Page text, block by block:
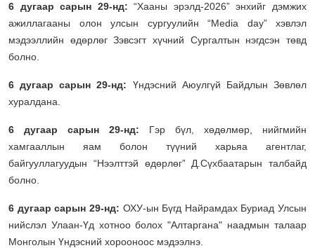
6 дугаар сарын 29-нд: “Хааны эрэлд-2026” энхийг дэмжих
ажиллагааны олон улсын сургуулийн “Media day” хэвлэл
мэдээллийн өдөрлөг Зэвсэгт хүчний Сургалтын нэгдсэн төвд
болно.
6 дугаар сарын 29-нд: Үндэсний Аюулгүй Байдлын Зөвлөл
хуралдана.
6 дугаар сарын 29-нд: Гэр бүл, хөдөлмөр, нийгмийн
хамгааллын яам болон түүний харьяа агентлаг,
байгууллагуудын “Нээлттэй өдөрлөг” Д.Сүхбаатарын талбайд
болно.
6 дугаар сарын 29-нд: ОХУ-ын Бүгд Найрамдах Буриад Улсын
нийслэл Улаан-Үд хотноо болох "Алтаргана" наадмын талаар
Монголын Үндэсний хорооноос мэдээлнэ.